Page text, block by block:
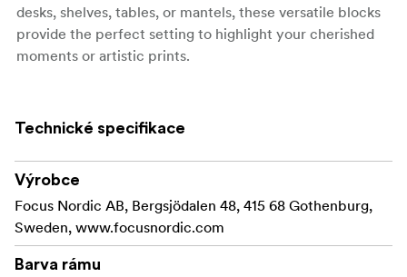
desks, shelves, tables, or mantels, these versatile blocks
provide the perfect setting to highlight your cherished
moments or artistic prints.
protect our forests.
Technické specifikace
Výrobce
Focus Nordic AB, Bergsjödalen 48, 415 68 Gothenburg,
Sweden, www.focusnordic.com
Barva rámu